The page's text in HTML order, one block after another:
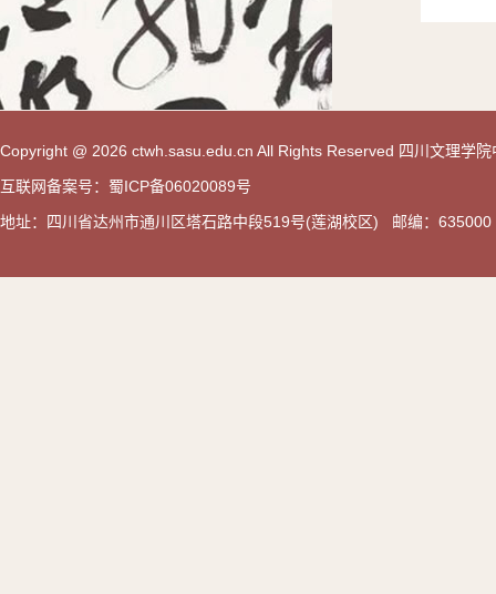
Copyright @ 2026 ctwh.sasu.edu.cn All Rights Reserved 四川文理学
互联网备案号：蜀ICP备06020089号
地址：四川省达州市通川区塔石路中段519号(莲湖校区) 邮编：